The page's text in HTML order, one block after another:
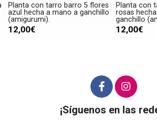
Planta con tarro barro 5 flores
azul hecha a mano a ganchillo
(amigurumi).
12,00€
Planta con
rosas
ganchillo
12,00€
¡Síguenos en las